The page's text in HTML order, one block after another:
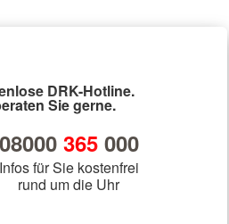
DRK-Hotline.
Sie gerne.
08000 365000
Infos für Sie kostenfrei
rund um die Uhr